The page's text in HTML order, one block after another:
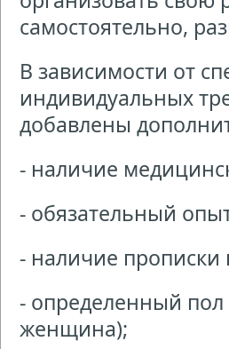
самостоятельно,
В зависимости от
индивидуальных
добавлены
- наличие
- обязательный
- наличие
- определенный
женщина);